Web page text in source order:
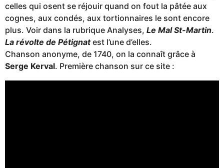
celles qui osent se réjouir quand on fout la pâtée aux
cognes, aux condés, aux tortionnaires le sont encore
plus. Voir dans la rubrique Analyses, Le Mal St-Martin.
La révolte de Pétignatest l’une d’elles.
Chanson anonyme, de 1740, on la connaît grâce à
Serge Kerval. Première chanson sur ce site :